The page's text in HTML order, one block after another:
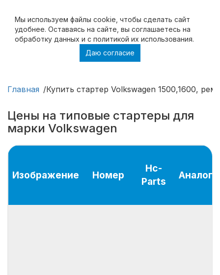
Мы используем файлы cookie, чтобы cделать сайт
удобнее. Оставаясь на сайте, вы соглашаетесь на
обработку данных и с политикой их использования.
Даю согласие
Купить стартер Volkswagen 1500,1600,
Главная Купить стартер Volkswagen 1500,1600,
Цены на типовые стартеры для
марки Volkswagen
Изображение Номер
Hc-
Parts
Аналог